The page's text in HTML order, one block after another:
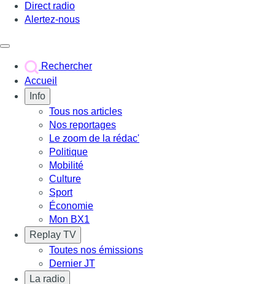
Direct radio
Alertez-nous
Rechercher
Accueil
Info
Tous nos articles
Nos reportages
Le zoom de la rédac'
Politique
Mobilité
Culture
Sport
Économie
Mon BX1
Replay TV
Toutes nos émissions
Dernier JT
La radio